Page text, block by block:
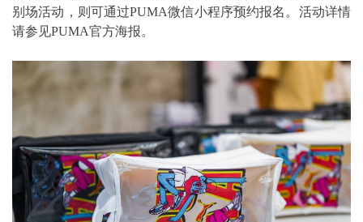
别场活动，则可通过PUMA微信小程序预约报名。活动详情
请参见PUMA官方海报。